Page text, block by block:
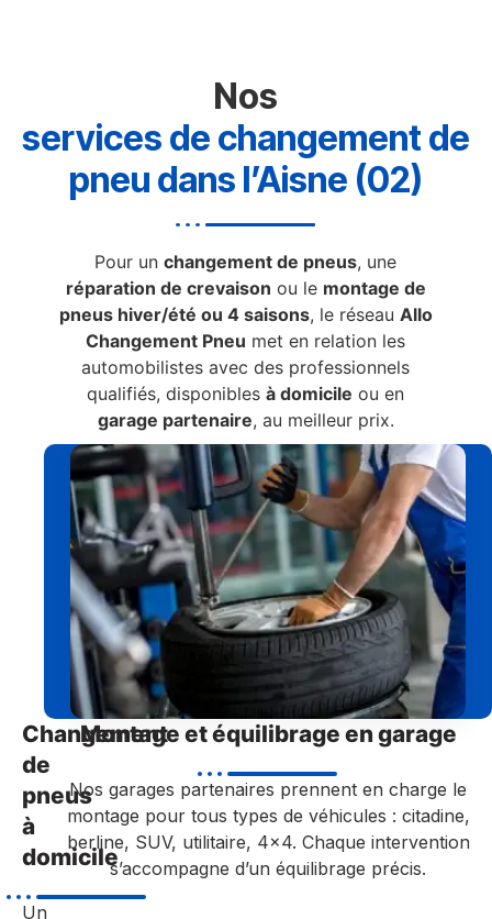
Nos
services de changement de
pneu dans l’Aisne (02)
Pour unchangement de pneus, une
réparation de crevaison ou le montage de
pneus hiver/été ou 4 saisons, le réseau Allo
Changement Pneu met en relation les
automobilistes avec des professionnels
qualifiés, disponiblesà domicile ou en
garage partenaire, au meilleur prix.
Changement
de
pneus
à
domicile
Un
Montage et équilibrage en garage
Nos garages partenaires prennent en charge le
montage pour tous types de véhicules : citadine,
berline, SUV, utilitaire, 4×4. Chaque intervention
s’accompagne d’un équilibrage précis.